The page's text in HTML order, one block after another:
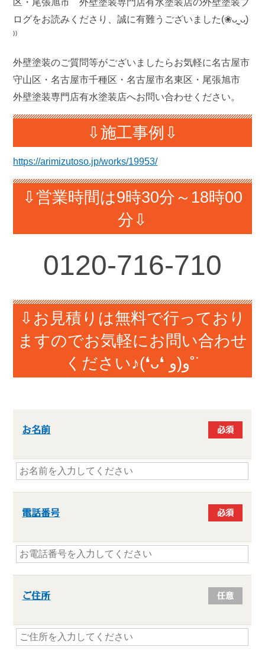
ログをお読みくださり、誠に有難うございました(❀ᴗ͈ˬᴗ͈)
⁾⁾
外壁塗装のご質問等がございましたらお気軽に名古屋市
守山区・名古屋市千種区・名古屋市名東区・尾張旭市
外壁塗装専門店有水塗装店へお問い合わせください。
⇩施工事例⇩
https://arimizutoso.jp/works/19953/
⇩営業時間は9時30分～18時00
分⇩
0120-716-710
⇩お見積りは無料で行っており
ますのでお気軽にお問い合わせ
ください♪(❛ᴗ❛ و(و˚˙
お名前 必須
電話番号 必須
ご住所 任意